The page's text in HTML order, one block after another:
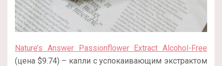
Nature’s Answer Passionflower Extract Alcohol-Free
(цена $9.74) – капли с успокаивающим экстрактом